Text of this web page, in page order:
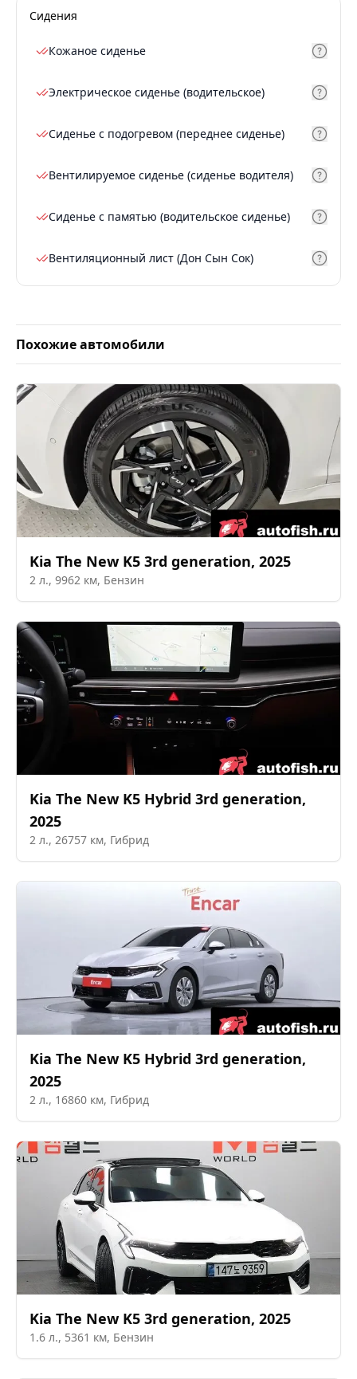
Сидения
Кожаное сиденье
Электрическое сиденье (водительское)
Сиденье с подогревом (переднее сиденье)
Вентилируемое сиденье (сиденье водителя)
Сиденье с памятью (водительское сиденье)
Вентиляционный лист (Дон Сын Сок)
Похожие автомобили
Kia The New K5 3rd generation, 2025
2 л., 9962 км, Бензин
Kia The New K5 Hybrid 3rd generation,
2025
2 л., 26757 км, Гибрид
Kia The New K5 Hybrid 3rd generation,
2025
2 л., 16860 км, Гибрид
Kia The New K5 3rd generation, 2025
1.6 л., 5361 км, Бензин